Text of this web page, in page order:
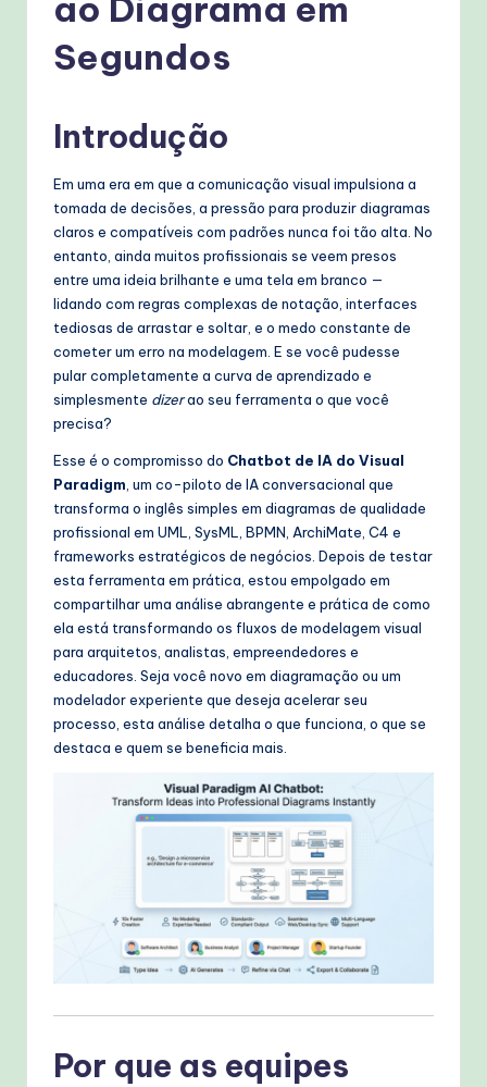
A
W
o
fl
o
w
&
M
M
Segundos
Introdução
Em uma era em que a comunicação visual impulsiona a
tomada de decisões, a pressão para produzir diagramas
claros e compatíveis com padrões nunca foi tão alta. No
entanto, ainda muitos profissionais se veem presos
entre uma ideia brilhante e uma tela em branco —
lidando com regras complexas de notação, interfaces
tediosas de arrastar e soltar, e o medo constante de
cometer um erro na modelagem. E se você pudesse
pular completamente a curva de aprendizado e
simplesmente dizerao seu ferramenta o que você
precisa?
Esse é o compromisso do Chatbot de IA do Visual
Paradigm , um co-piloto de IA conversacional que
transforma o inglês simples em diagramas de qualidade
profissional em UML, SysML, BPMN, ArchiMate, C4 e
frameworks estratégicos de negócios. Depois de testar
esta ferramenta em prática, estou empolgado em
compartilhar uma análise abrangente e prática de como
ela está transformando os fluxos de modelagem visual
para arquitetos, analistas, empreendedores e
educadores. Seja você novo em diagramação ou um
modelador experiente que deseja acelerar seu
processo, esta análise detalha o que funciona, o que se
destaca e quem se beneficia mais.
Por que as equipes